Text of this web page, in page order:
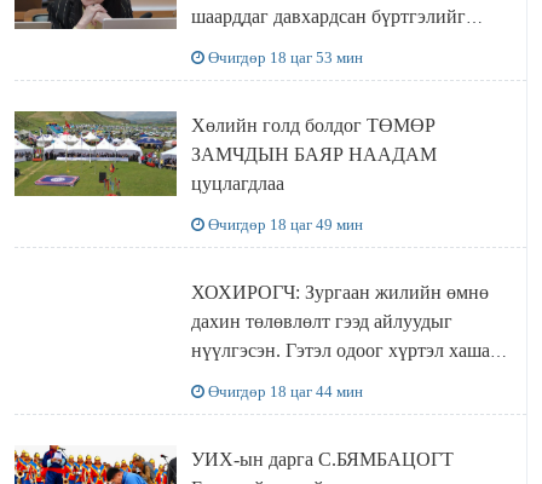
шаарддаг давхардсан бүртгэлийг
Өчигдөр 18 цаг 53 мин
Хөлийн голд болдог ТӨМӨР
ЗАМЧДЫН БАЯР НААДАМ
цуцлагдлаа
Өчигдөр 18 цаг 49 мин
ХОХИРОГЧ: Зургаан жилийн өмнө
дахин төлөвлөлт гээд айлуудыг
нүүлгэсэн. Гэтэл одоог хүртэл хашаа
Өчигдөр 18 цаг 44 мин
УИХ-ын дарга С.БЯМБАЦОГТ